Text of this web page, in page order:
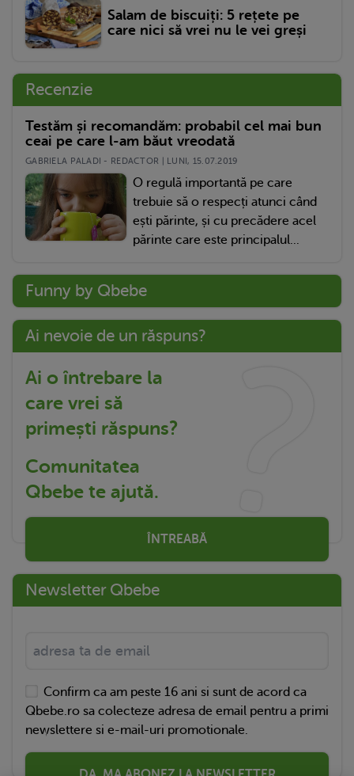
Salam de biscuiți: 5 rețete pe
care nici să vrei nu le vei greși
Recenzie
Testăm și recomandăm: probabil cel mai bun
ceai pe care l-am băut vreodată
GABRIELA PALADI - REDACTOR | LUNI, 15.07.2019
O regulă importantă pe care
trebuie să o respecți atunci când
ești părinte, și cu precădere acel
părinte care este principalul...
Funny by Qbebe
Ai nevoie de un răspuns?
Ai o întrebare la
care vrei să
primești răspuns?
Comunitatea
Qbebe te ajută.
ÎNTREABĂ
Newsletter Qbebe
Confirm ca am peste 16 ani si sunt de acord ca
Qbebe.ro sa colecteze adresa de email pentru a primi
newslettere si e-mail-uri promotionale.